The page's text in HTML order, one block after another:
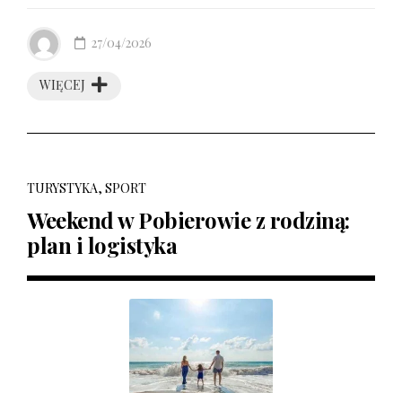
WIĘCEJ
27/04/2026
TURYSTYKA, SPORT
Weekend w Pobierowie z rodziną:
plan i logistyka